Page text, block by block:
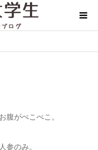
腹がぺこぺこ。
参のみ。